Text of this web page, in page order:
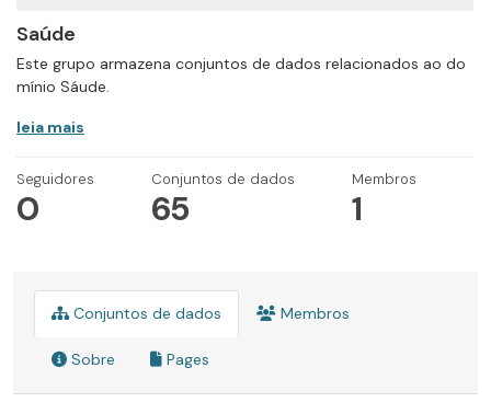
Saúde
Este grupo armazena conjuntos de dados relacionados ao do
mínio Sáude.
leia mais
Seguidores
0
Conjuntos de dados
65
Membros
1
Conjuntos de dados Membros
Sobre Pages